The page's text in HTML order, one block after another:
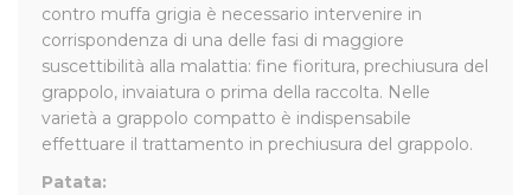
contro muffa grigia è necessario intervenire in
corrispondenza di una delle fasi di maggiore
suscettibilità alla malattia: fine fioritura, prechiusura del
grappolo, invaiatura o prima della raccolta. Nelle
varietà a grappolo compatto è indispensabile
effettuare il trattamento in prechiusura del grappolo.
Patata: